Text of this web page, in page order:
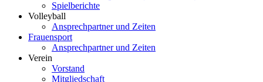
Spielberichte
Volleyball
Ansprechpartner und Zeiten
Frauensport
Ansprechpartner und Zeiten
Verein
Vorstand
Mitgliedschaft